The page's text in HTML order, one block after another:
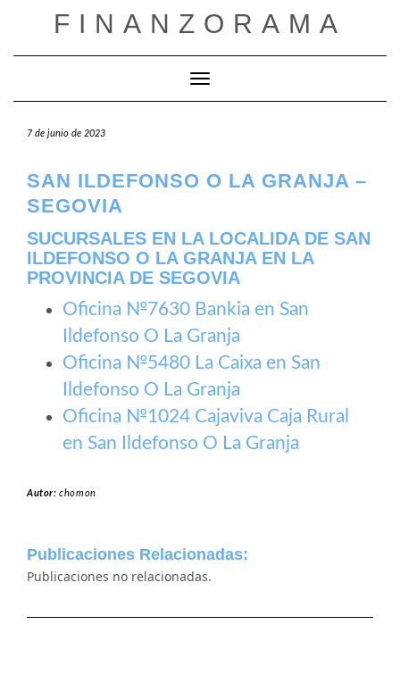
FINANZORAMA
Cambiar modo de navegación
7 de junio de 2023
SAN ILDEFONSO O LA GRANJA –
SEGOVIA
SUCURSALES EN LA LOCALIDA DE SAN
ILDEFONSO O LA GRANJA EN LA
PROVINCIA DE SEGOVIA
Oficina №7630 Bankia en San
Ildefonso O La Granja
Oficina №5480 La Caixa en San
Ildefonso O La Granja
Oficina №1024 Cajaviva Caja Rural
en San Ildefonso O La Granja
Autor:chomon
Publicaciones Relacionadas:
Publicaciones no relacionadas.